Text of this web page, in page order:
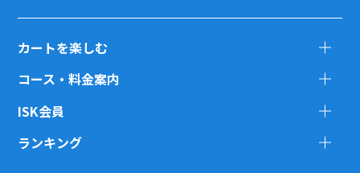
カートを楽しむ
コース・料金案内
ISK会員
ランキング